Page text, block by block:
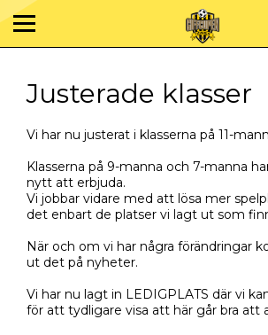
Justerade klasser
Vi har nu justerat i klasserna på 11-
Klasserna på 9-manna och 7-manna
nytt att erbjuda.
Vi jobbar vidare med att lösa mer
det enbart de platser vi lagt ut som
När och om vi har några förändringar
ut det på nyheter.
Vi har nu lagt in LEDIGPLATS där vi
för att tydligare visa att här går bra att